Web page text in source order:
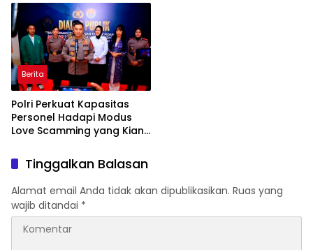
Berita
Polri Perkuat Kapasitas
Personel Hadapi Modus
Love Scamming yang Kian
Tinggalkan Balasan
Alamat email Anda tidak akan dipublikasikan. Ruas yang
wajib ditandai *